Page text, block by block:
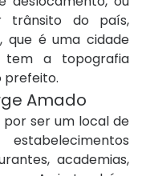
trânsito do país,
que é uma cidade
tem a topografia
prefeito.
Amado
por ser um local de
academias,